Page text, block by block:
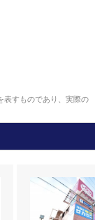
表すものであり、実際の